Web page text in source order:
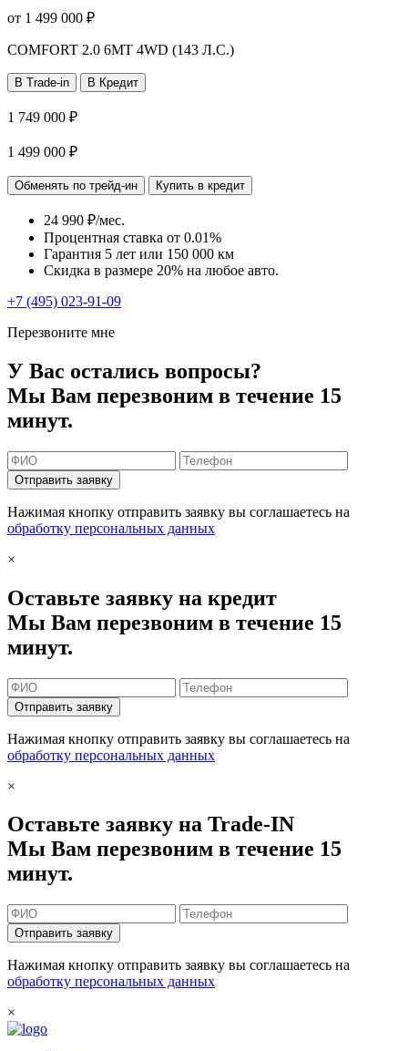
от 1 499 000 ₽
COMFORT 2.0 6MT 4WD (143 Л.С.)
В Trade-in В Кредит
1 749 000 ₽
1 499 000 ₽
Обменять по трейд-ин Купить в кредит
24 990 ₽/мес.
Процентная ставка от 0.01%
Гарантия 5 лет или 150 000 км
Скидка в размере 20% на любое авто.
+7 (495) 023-91-09
Перезвоните мне
У Вас остались вопросы?
Мы Вам перезвоним в течение 15
минут.
Отправить заявку
Нажимая кнопку отправить заявку вы соглашаетесь на
обработку персональных данных
×
Оставьте заявку на кредит
Мы Вам перезвоним в течение 15
минут.
Отправить заявку
Нажимая кнопку отправить заявку вы соглашаетесь на
обработку персональных данных
×
Оставьте заявку на Trade-IN
Мы Вам перезвоним в течение 15
минут.
Отправить заявку
Нажимая кнопку отправить заявку вы соглашаетесь на
обработку персональных данных
×